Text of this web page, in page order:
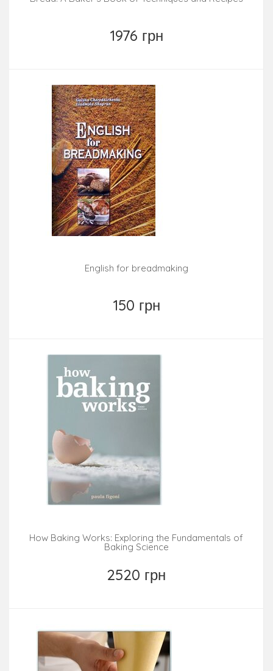
1976 грн
English for breadmaking
150 грн
How Baking Works: Exploring the Fundamentals of
Baking Science
2520 грн